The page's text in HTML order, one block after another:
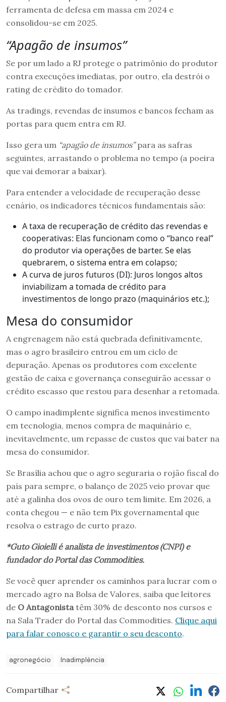
ferramenta de defesa em massa em 2024 e
consolidou-se em 2025.
“Apagão de insumos”
Se por um lado a RJ protege o patrimônio do produtor
contra execuções imediatas, por outro, ela destrói o
rating de crédito do tomador.
As tradings, revendas de insumos e bancos fecham as
portas para quem entra em RJ.
Isso gera um “apagão de insumos”para as safras
seguintes, arrastando o problema no tempo (a poeira
que vai demorar a baixar).
Para entender a velocidade de recuperação desse
cenário, os indicadores técnicos fundamentais são:
A taxa de recuperação de crédito das revendas e
cooperativas: Elas funcionam como o “banco real”
do produtor via operações de barter. Se elas
quebrarem, o sistema entra em colapso;
A curva de juros futuros (DI): Juros longos altos
inviabilizam a tomada de crédito para
investimentos de longo prazo (maquinários etc.);
Mesa do consumidor
A engrenagem não está quebrada definitivamente,
mas o agro brasileiro entrou em um ciclo de
depuração. Apenas os produtores com excelente
gestão de caixa e governança conseguirão acessar o
crédito escasso que restou para desenhar a retomada.
O campo inadimplente significa menos investimento
em tecnologia, menos compra de maquinário e,
inevitavelmente, um repasse de custos que vai bater na
mesa do consumidor.
Se Brasília achou que o agro seguraria o rojão fiscal do
país para sempre, o balanço de 2025 veio provar que
até a galinha dos ovos de ouro tem limite. Em 2026, a
conta chegou — e não tem Pix governamental que
resolva o estrago de curto prazo.
*Guto Gioielli é analista de investimentos (CNPI) e
fundador do Portal das Commodities.
Se você quer aprender os caminhos para lucrar com o
mercado agro na Bolsa de Valores, saiba que leitores
de O Antagonista têm 30% de desconto nos cursos e
na Sala Trader do Portal das Commodities. Clique aqui
para falar conosco e garantir o seu desconto.
agronegócio Inadimplência
Compartilhar